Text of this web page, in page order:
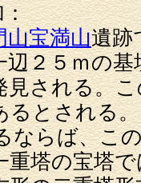
：
山宝満山遺跡
辺２５ｍの
見される。
るとされる
ならば、こ
重塔の宝塔